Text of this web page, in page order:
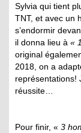
Sylvia qui tient
TNT, et avec un
s’endormir
il donna lieu à «
original
2018, on a
représentations!
réussite…
Pour finir, « 3